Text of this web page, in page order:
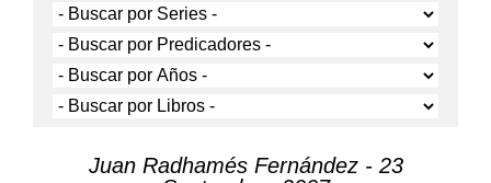
Juan Radhamés Fernández - 23